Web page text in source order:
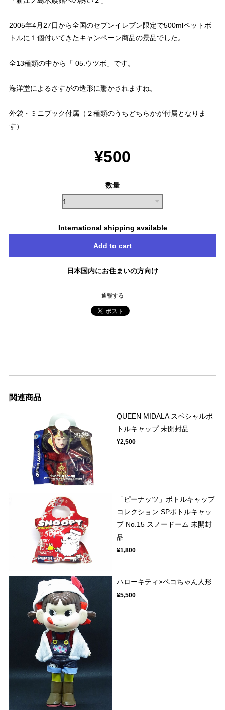
2005年4月27日から全国のセブンイレブン限定で500mlペットボ
トルに１個付いてきたキャンペーン商品の景品でした。
全13種類の中から「 05.ウツボ」です。
海洋堂によるさすがの造形に驚かされますね。
外袋・ミニブック付属（２種類のうちどちらかが付属となりま
す）
¥500
数量
International shipping available
Add to cart
日本国内にお住まいの方向け
通報する
関連商品
QUEEN MIDALA スペシャルボ
トルキャップ 未開封品
¥2,500
「ピーナッツ」ボトルキャップ
コレクション SPボトルキャッ
プ No.15 スノードーム 未開封
品
¥1,800
ハローキティ×ペコちゃん人形
¥5,500